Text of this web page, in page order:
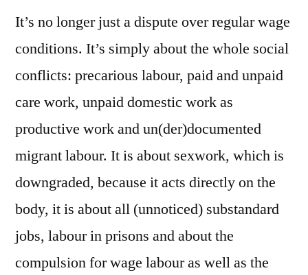
It’s no longer just a dispute over regular wage
conditions. It’s simply about the whole social
conflicts: precarious labour, paid and unpaid
care work, unpaid domestic work as
productive work and un(der)documented
migrant labour. It is about sexwork, which is
downgraded, because it acts directly on the
body, it is about all (unnoticed) substandard
jobs, labour in prisons and about the
compulsion for wage labour as well as the